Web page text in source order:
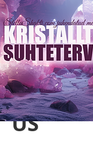
laadida
I
US